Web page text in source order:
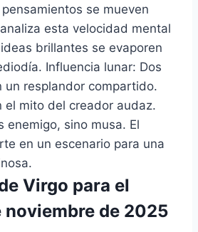
se mueven
esta velocidad mental
brillantes se evaporen
Influencia lunar: Dos
un resplandor compartido.
el mito del creador audaz.
enemigo, sino musa. El
en un escenario para una
Virgo para el
noviembre de 2025